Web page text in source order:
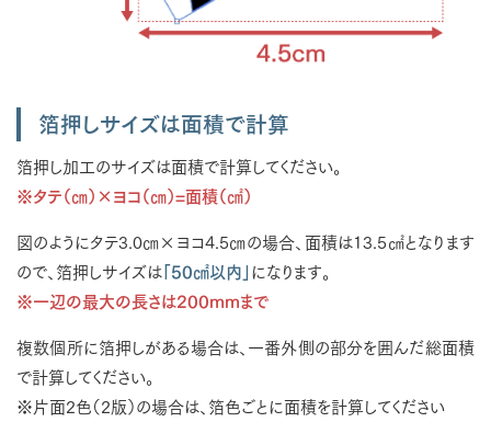
箔押しサイズは面積で計算
箔押し加工のサイズは面積で計算してください。
※タテ（㎝）×ヨコ（㎝）=面積（㎠）
図のようにタテ3.0㎝×ヨコ4.5㎝の場合、面積は13.5㎠となります
ので、箔押しサイズは 「50㎠以内」 になります。
※一辺の最大の長さは200mmまで
複数個所に箔押しがある場合は、一番外側の部分を囲んだ総面積
で計算してください。
※片面2色（2版）の場合は、箔色ごとに面積を計算してください